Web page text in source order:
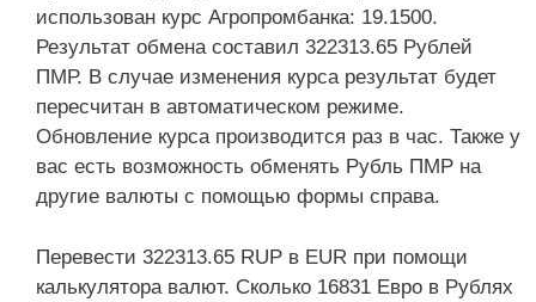
использован курс Агропромбанка: 19.1500.
Результат обмена составил 322313.65 Рублей
ПМР. В случае изменения курса результат будет
пересчитан в автоматическом режиме.
Обновление курса производится раз в час. Также у
вас есть возможность обменять Рубль ПМР на
другие валюты с помощью формы справа.
Перевести 322313.65 RUP в EUR при помощи
калькулятора валют. Сколько 16831 Евро в Рублях